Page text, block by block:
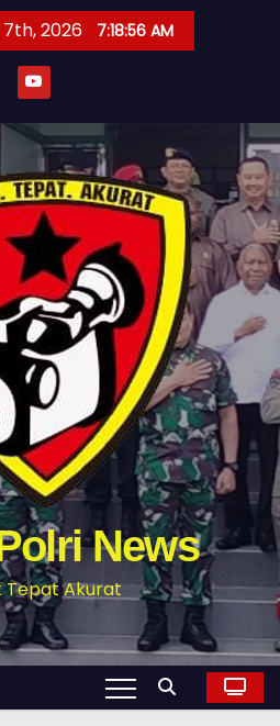
2026 7:18:58 AM
News
Tepat Akurat